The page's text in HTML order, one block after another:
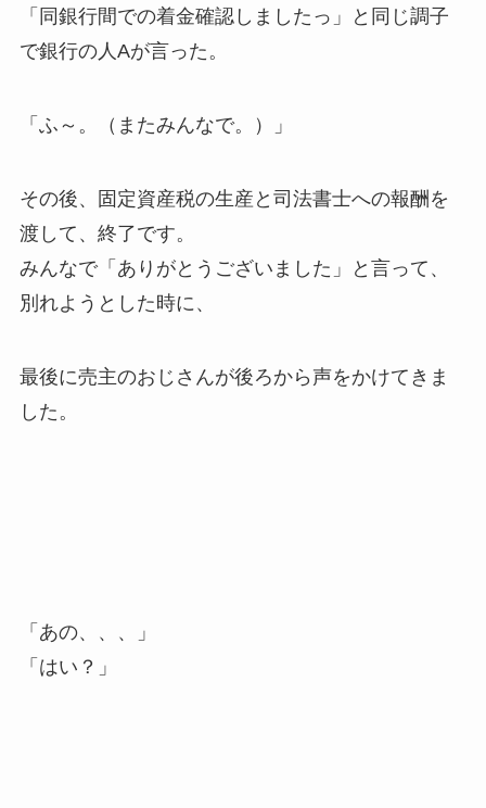
「同銀行間での着金確認しましたっ」と同じ調子
で銀行の人Aが言った。
「ふ～。（またみんなで。）」
その後、固定資産税の生産と司法書士への報酬を
渡して、終了です。
みんなで「ありがとうございました」と言って、
別れようとした時に、
最後に売主のおじさんが後ろから声をかけてきま
した。
「あの、、、」
「はい？」